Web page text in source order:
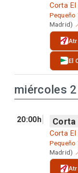
Corta El
Pequeño
Madrid)
El
miércoles
20:00h Corta
Corta El
Pequeño
Madrid)